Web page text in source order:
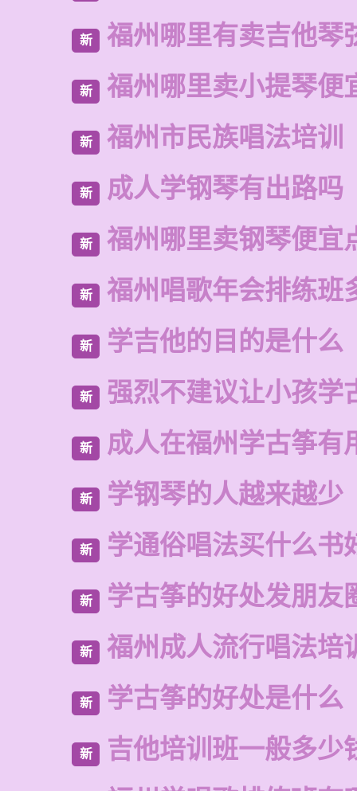
新 福州哪里有卖吉他琴
新 福州哪里卖小提琴便
新 福州市民族唱法培训
新 成人学钢琴有出路吗
新 福州哪里卖钢琴便宜
新 福州唱歌年会排练班
新 学吉他的目的是什么
新 强烈不建议让小孩学
新 成人在福州学古筝有
新 学钢琴的人越来越少
新 学通俗唱法买什么书
新 学古筝的好处发朋友
新 福州成人流行唱法培
新 学古筝的好处是什么
新
吉他培训班一般多少